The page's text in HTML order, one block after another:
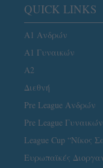
QUICK LINKS
Α1 Ανδρών
Α1 Γυναικών
A2
Διεθνή
Pre League Ανδρών
Pre League Γυναικών
League Cup “Νίκος
Ευρωπαϊκές